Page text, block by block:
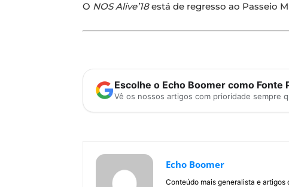
O NOS Alive’18está de regresso ao Passeio
Escolhe o Echo Boomer como Fonte
Vê os nossos artigos com prioridade sempre
Echo Boomer
Conteúdo mais generalista e